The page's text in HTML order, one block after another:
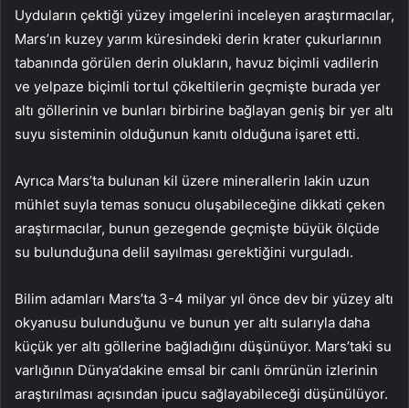
Uyduların çektiği yüzey imgelerini inceleyen araştırmacılar,
Mars’ın kuzey yarım küresindeki derin krater çukurlarının
tabanında görülen derin olukların, havuz biçimli vadilerin
ve yelpaze biçimli tortul çökeltilerin geçmişte burada yer
altı göllerinin ve bunları birbirine bağlayan geniş bir yer altı
suyu sisteminin olduğunun kanıtı olduğuna işaret etti.
Ayrıca Mars’ta bulunan kil üzere minerallerin lakin uzun
mühlet suyla temas sonucu oluşabileceğine dikkati çeken
araştırmacılar, bunun gezegende geçmişte büyük ölçüde
su bulunduğuna delil sayılması gerektiğini vurguladı.
Bilim adamları Mars’ta 3-4 milyar yıl önce dev bir yüzey altı
okyanusu bulunduğunu ve bunun yer altı sularıyla daha
küçük yer altı göllerine bağladığını düşünüyor. Mars’taki su
varlığının Dünya’dakine emsal bir canlı ömrünün izlerinin
araştırılması açısından ipucu sağlayabileceği düşünülüyor.